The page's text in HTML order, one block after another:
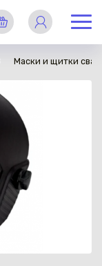
Маски и щитки